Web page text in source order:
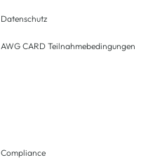
Datenschutz
AWG CARD Teilnahmebedingungen
Compliance